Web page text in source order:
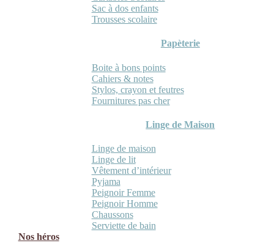
Sac à dos enfants
Trousses scolaire
Papèterie
Boite à bons points
Cahiers & notes
Stylos, crayon et feutres
Fournitures pas cher
Linge de Maison
Linge de maison
Linge de lit
Vêtement d’intérieur
Pyjama
Peignoir Femme
Peignoir Homme
Chaussons
Serviette de bain
Nos héros